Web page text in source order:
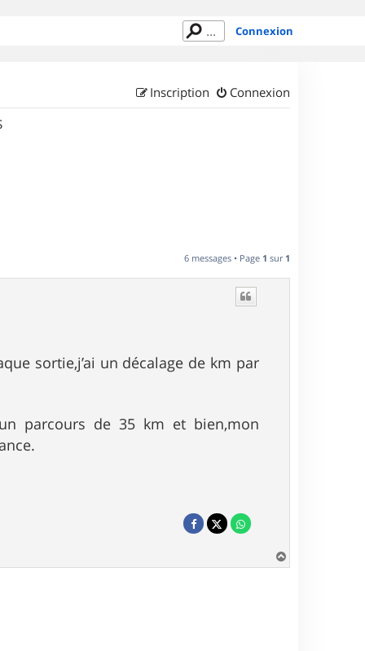
Connexion
Connexion
Inscription
6 messages • Page 1 sur 1
sortie,j’ai un décalage de km par
un parcours de 35 km et bien,mon
a